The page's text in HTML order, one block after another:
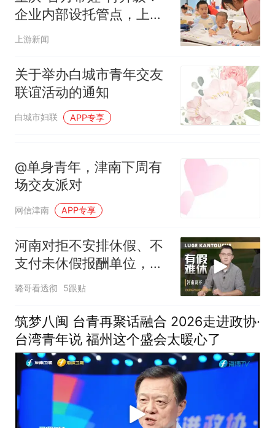
企业内部设托管点，上班
带娃两不误
上游新闻
关于举办白城市青年交友
联谊活动的通知
白城市妇联 APP专享
@单身青年，津南下周有
场交友派对
网信津南 APP专享
河南对拒不安排休假、不
支付未休假报酬单位，快
速立案、限期整改
璐哥看透彻 5跟贴
筑梦八闽 台青再聚话融合 2026走进政协·
台湾青年说 福州这个盛会太暖心了